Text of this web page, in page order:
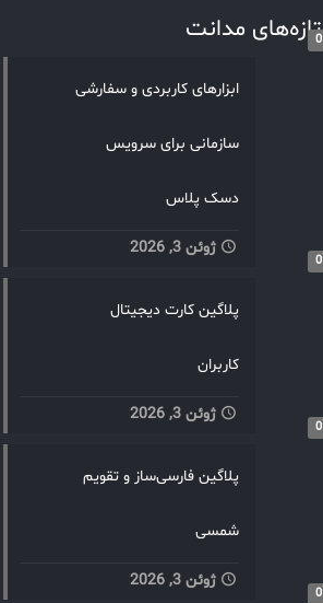
تازه‌های مدانت
0
ابزارهای کاربردی و سفارشی
سازمانی برای سرویس
دسک پلاس
ژوئن 3, 2026
0
پلاگین کارت دیجیتال
کاربران
ژوئن 3, 2026
0
پلاگین فارسی‌ساز و تقویم
شمسی
ژوئن 3, 2026
0